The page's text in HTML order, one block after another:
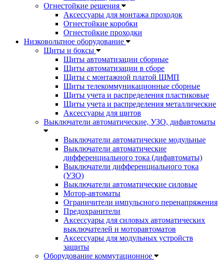
Огнестойкие решения
Аксессуары для монтажа проходок
Огнестойкие коробки
Огнестойкие проходки
Низковольтное оборудование
Щиты и боксы
Щиты автоматизации сборные
Щиты автоматизации в сборе
Щиты с монтажной платой ЩМП
Щиты телекоммуникационные сборные
Щиты учета и распределения пластиковые
Щиты учета и распределения металлические
Аксессуары для щитов
Выключатели автоматические, УЗО, дифавтоматы
Выключатели автоматические модульные
Выключатели автоматические
дифференциального тока (дифавтоматы)
Выключатели дифференциального тока
(УЗО)
Выключатели автоматические силовые
Мотор-автоматы
Ограничители импульсного перенапряжения
Предохранители
Аксессуары для силовых автоматических
выключателей и моторавтоматов
Аксессуары для модульных устройств
защиты
Оборудование коммутационное